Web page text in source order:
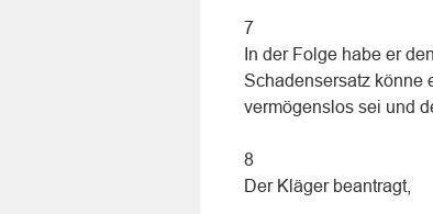
7
In der Folge habe er
Schadensersatz könne
vermögenslos sei und
8
Der Kläger beantragt,